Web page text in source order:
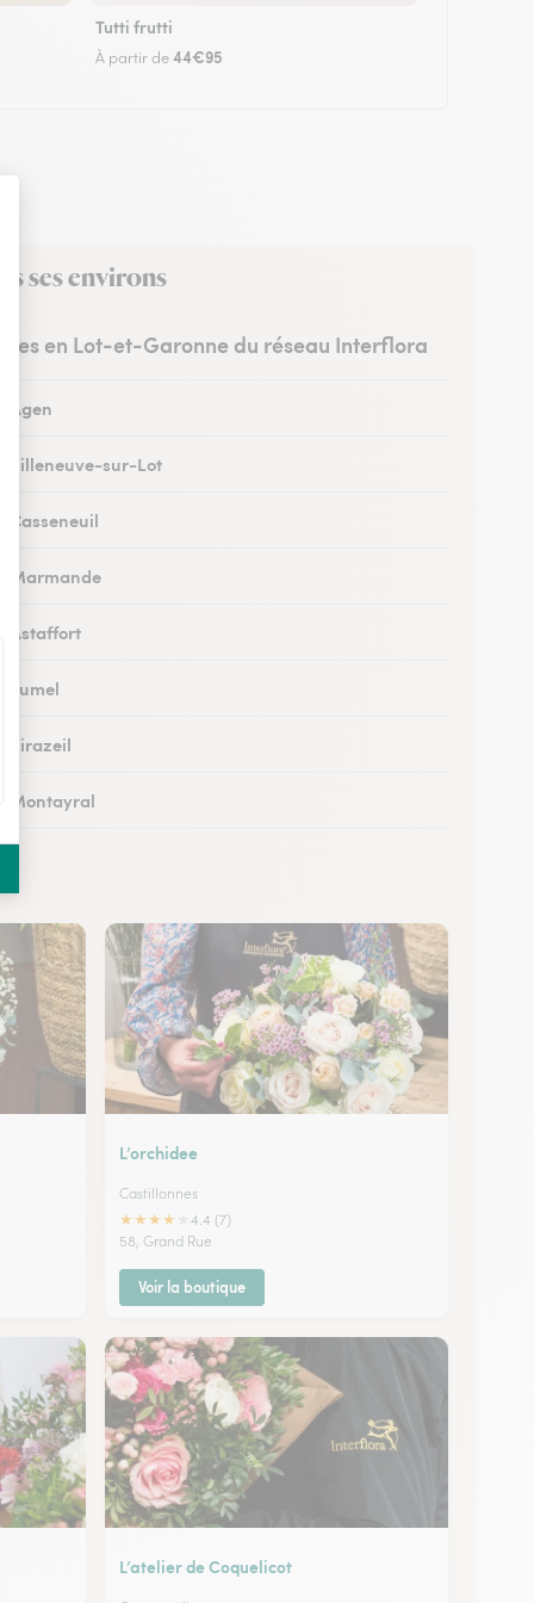
Tutti frutti
À partir de44€95
ses environs
en Lot-et-Garonne du réseau Interflora
Agen
Villeneuve-sur-Lot
Casseneuil
Marmande
Astaffort
Fumel
Virazeil
Montayral
L’orchidee
Castillonnes
★★★★
4.4 (7)
58, Grand Rue
Voir la boutique
L’atelier de Coquelicot